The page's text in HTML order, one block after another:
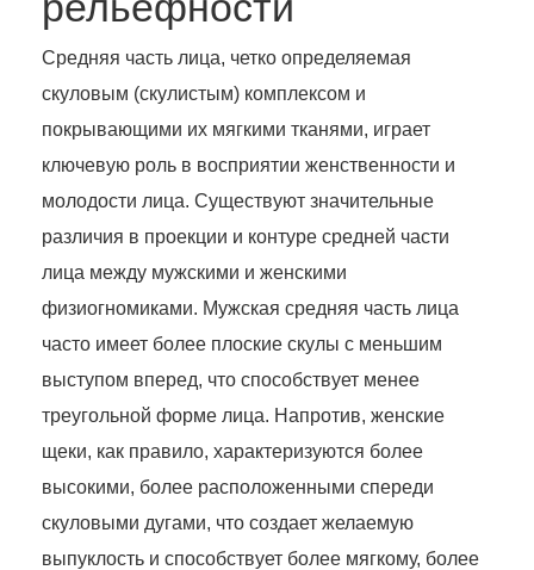
Средняя часть лица, четко определяемая
скуловым (скулистым) комплексом и
покрывающими их мягкими тканями, играет
ключевую роль в восприятии женственности и
молодости лица. Существуют значительные
различия в проекции и контуре средней части
лица между мужскими и женскими
физиогномиками. Мужская средняя часть лица
часто имеет более плоские скулы с меньшим
выступом вперед, что способствует менее
треугольной форме лица. Напротив, женские
щеки, как правило, характеризуются более
высокими, более расположенными спереди
скуловыми дугами, что создает желаемую
выпуклость и способствует более мягкому, более